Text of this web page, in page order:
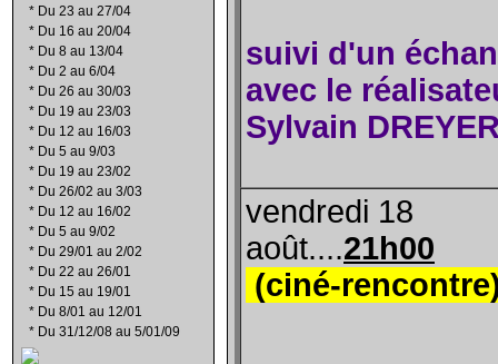
* Du 23 au 27/04
* Du 16 au 20/04
* Du 8 au 13/04
* Du 2 au 6/04
* Du 26 au 30/03
* Du 19 au 23/03
* Du 12 au 16/03
* Du 5 au 9/03
* Du 19 au 23/02
* Du 26/02 au 3/03
* Du 12 au 16/02
* Du 5 au 9/02
* Du 29/01 au 2/02
* Du 22 au 26/01
* Du 15 au 19/01
* Du 8/01 au 12/01
* Du 31/12/08 au 5/01/09
suivi d'un
avec le
Sylvain
vendredi 18
août....21h00
(ciné-